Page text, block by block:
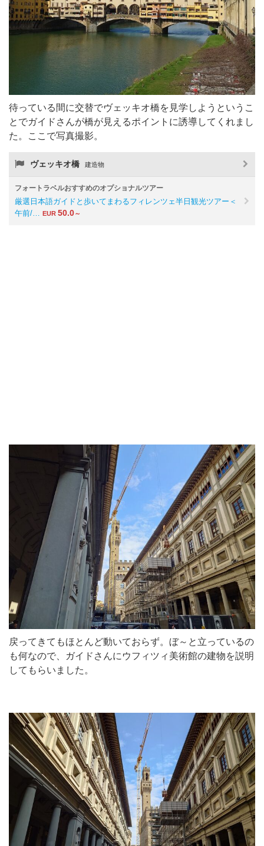
待っている間に交替でヴェッキオ橋を見学しようというこ
とでガイドさんが橋が見えるポイントに誘導してくれまし
た。ここで写真撮影。
ヴェッキオ橋 建造物
フォートラベルおすすめのオプショナルツアー
厳選日本語ガイドと歩いてまわるフィレンツェ半日観光ツアー＜
午前/…
EUR 50.0～
戻ってきてもほとんど動いておらず。ぼ～と立っているの
も何なので、ガイドさんにウフィツィ美術館の建物を説明
してもらいました。